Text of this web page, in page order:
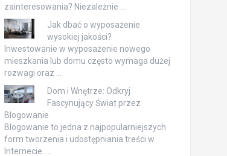
zainteresowania? Niezależnie …
Jak dbać o wyposażenie
wysokiej jakości?
Inwestowanie w wyposażenie nowego
mieszkania lub domu często wymaga dużej
rozwagi oraz …
Dom i Wnętrze: Odkryj
Fascynujący Świat przez
Blogowanie
Blogowanie to jedna z najpopularniejszych
form tworzenia i udostępniania treści w
Internecie. …